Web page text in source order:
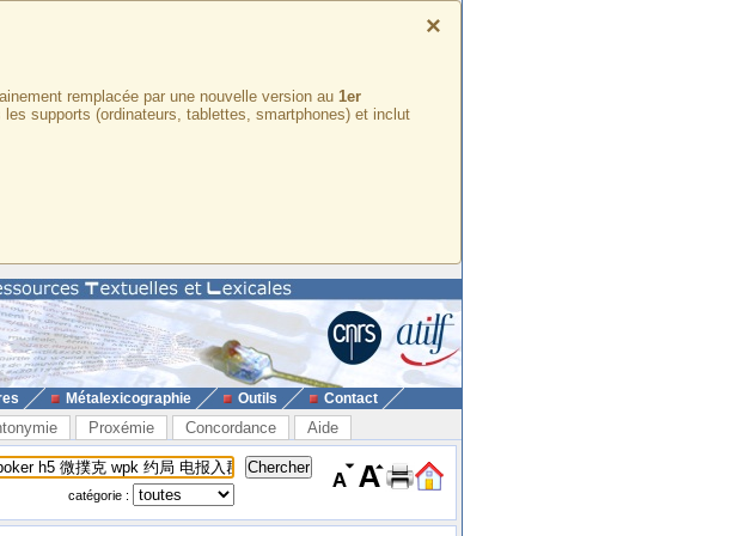
×
remplacée par une nouvelle version au 1er
supports (ordinateurs, tablettes, smartphones) et inclut
Métalexicographie Outils Contact
Proxémie Concordance Aide
catégorie :